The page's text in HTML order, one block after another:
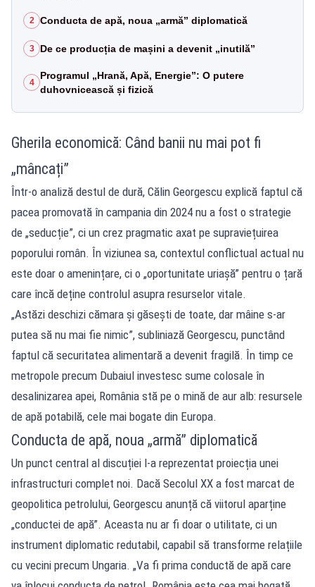
2 Conducta de apă, noua „armă” diplomatică
3 De ce producția de mașini a devenit „inutilă”
4
Programul „Hrană, Apă, Energie”: O putere
duhovnicească și fizică
Gherila economică: Când banii nu mai pot fi
„mâncați”
Într-o analiză destul de dură, Călin Georgescu explică faptul că
pacea promovată în campania din 2024 nu a fost o strategie
de „seducție”, ci un crez pragmatic axat pe supraviețuirea
poporului român. În viziunea sa, contextul conflictual actual nu
este doar o amenințare, ci o „oportunitate uriașă” pentru o țară
care încă deține controlul asupra resurselor vitale.
„Astăzi deschizi cămara și găsești de toate, dar mâine s-ar
putea să nu mai fie nimic”, subliniază Georgescu, punctând
faptul că securitatea alimentară a devenit fragilă. În timp ce
metropole precum Dubaiul investesc sume colosale în
desalinizarea apei, România stă pe o mină de aur alb: resursele
de apă potabilă, cele mai bogate din Europa.
Conducta de apă, noua „armă” diplomatică
Un punct central al discuției l-a reprezentat proiecția unei
infrastructuri complet noi. Dacă Secolul XX a fost marcat de
geopolitica petrolului, Georgescu anunță că viitorul aparține
„conductei de apă”. Aceasta nu ar fi doar o utilitate, ci un
instrument diplomatic redutabil, capabil să transforme relațiile
cu vecini precum Ungaria. „Va fi prima conductă de apă care